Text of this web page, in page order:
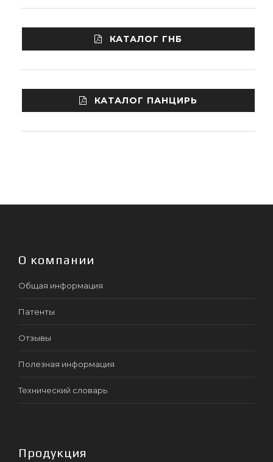
КАТАЛОГ ГНБ
КАТАЛОГ ПАНЦИРЬ
О компании
Общая информация
Патенты
Отзывы
Полезная информация
Технический словарь
Продукция